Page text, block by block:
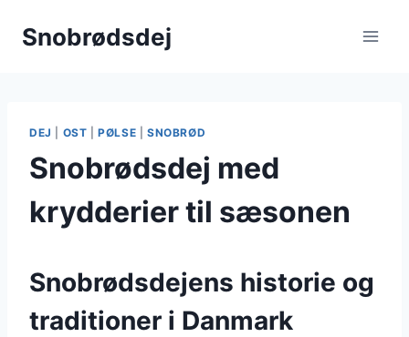
Snobrødsdej
DEJ OST |PØLSE SNOBRØD
Snobrødsdej med
krydderier til sæsonen
Snobrødsdejens historie og
traditioner i Danmark